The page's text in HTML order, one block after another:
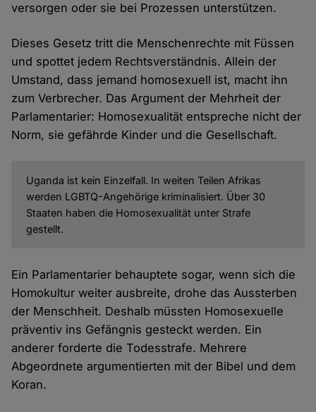
versorgen oder sie bei Prozessen unterstützen.
Dieses Gesetz tritt die Menschenrechte mit Füssen
und spottet jedem Rechtsverständnis. Allein der
Umstand, dass jemand homosexuell ist, macht ihn
zum Verbrecher. Das Argument der Mehrheit der
Parlamentarier: Homosexualität entspreche nicht der
Norm, sie gefährde Kinder und die Gesellschaft.
Uganda ist kein Einzelfall. In weiten Teilen Afrikas
werden LGBTQ-Angehörige kriminalisiert. Über 30
Staaten haben die Homosexualität unter Strafe
gestellt.
Ein Parlamentarier behauptete sogar, wenn sich die
Homokultur weiter ausbreite, drohe das Aussterben
der Menschheit. Deshalb müssten Homosexuelle
präventiv ins Gefängnis gesteckt werden. Ein
anderer forderte die Todesstrafe. Mehrere
Abgeordnete argumentierten mit der Bibel und dem
Koran.